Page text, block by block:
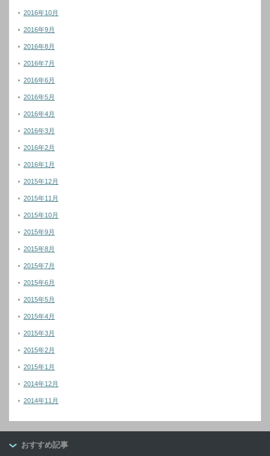
2016年10月
2016年9月
2016年8月
2016年7月
2016年6月
2016年5月
2016年4月
2016年3月
2016年2月
2016年1月
2015年12月
2015年11月
2015年10月
2015年9月
2015年8月
2015年7月
2015年6月
2015年5月
2015年4月
2015年3月
2015年2月
2015年1月
2014年12月
2014年11月
おすすめ記事